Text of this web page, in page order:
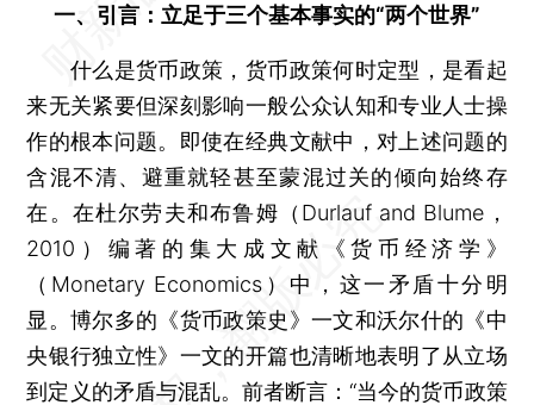
一、引言：立足于三个基本事实的“两个世界”
什么是货币政策，货币政策何时定型，是看起
来无关紧要但深刻影响一般公众认知和专业人士操
作的根本问题。即使在经典文献中，对上述问题的
含混不清、避重就轻甚至蒙混过关的倾向始终存
在。在杜尔劳夫和布鲁姆（Durlauf and Blume，
2010）编著的集大成文献《货币经济学》
（Monetary Economics）中，这一矛盾十分明
显。博尔多的《货币政策史》一文和沃尔什的《中
央银行独立性》一文的开篇也清晰地表明了从立场
到定义的矛盾与混乱。前者断言：“当今的货币政策